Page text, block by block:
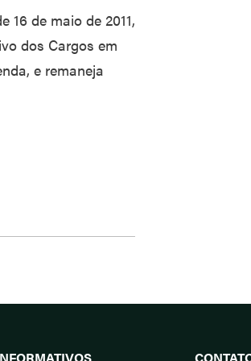
16 de maio de 2011,
dos Cargos em
e remaneja